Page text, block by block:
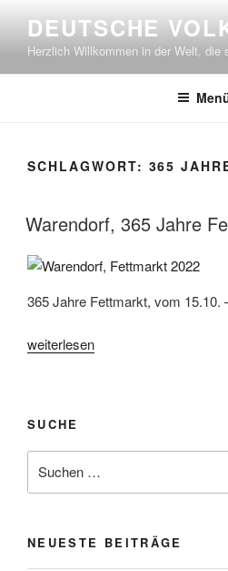
springen
DEUTSCHE
Herzlich Willkommen in der Welt, die
SCHLAGWORT: 365
Warendorf, 365 Jahre
365 Jahre Fettmarkt, vom 15.10.
„Warendorf,
2022“
weiterlesen
SUCHE
nach:
NEUESTE BEITRÄGE